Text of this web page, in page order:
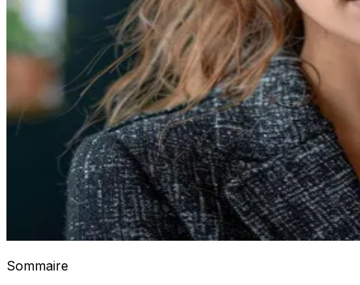
Sommaire